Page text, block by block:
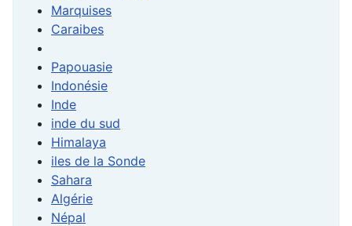
Marquises
Caraibes
Papouasie
Indonésie
Inde
inde du sud
Himalaya
iles de la Sonde
Sahara
Algérie
Népal